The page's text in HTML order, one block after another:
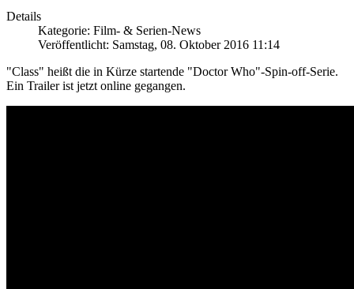
Details
Kategorie: Film- & Serien-News
Veröffentlicht: Samstag, 08. Oktober 2016 11:14
"Class" heißt die in Kürze startende "Doctor Who"-Spin-off-Serie.
Ein Trailer ist jetzt online gegangen.